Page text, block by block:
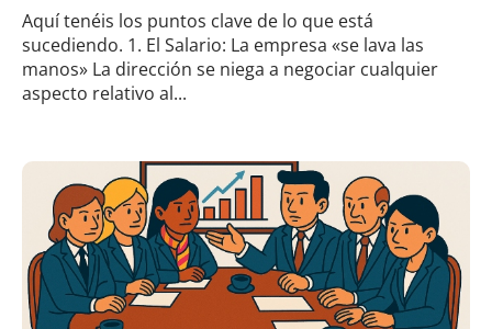
Aquí tenéis los puntos clave de lo que está
sucediendo. 1. El Salario: La empresa «se lava las
manos» La dirección se niega a negociar cualquier
aspecto relativo al...